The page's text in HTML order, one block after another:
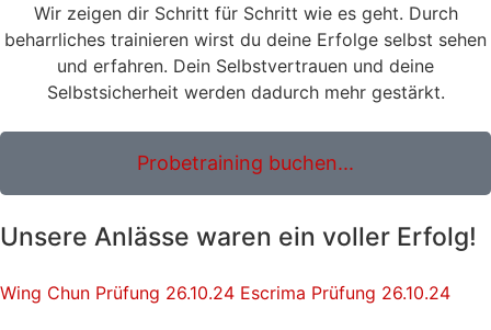
Wir zeigen dir Schritt für Schritt wie es geht. Durch
beharrliches trainieren wirst du deine Erfolge selbst sehen
und erfahren. Dein Selbstvertrauen und deine
Selbstsicherheit werden dadurch mehr gestärkt.
Probetraining buchen...
Unsere Anlässe waren ein voller Erfolg!
Wing Chun Prüfung 26.10.24 Escrima Prüfung 26.10.24